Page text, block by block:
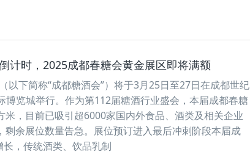
计时，2025成都春糖会黄金展区即将满额
以下简称“成都糖酒会”）将于3月25日至27日在成都世纪
博览城举行‌。作为第112届糖酒行业盛会，本届成都春糖
米，目前已吸引超6000家国内外食品、酒类及相关企业
剩余展位数量告急‌。‌展位预订进入最后冲刺阶段‌本届成
长，传统酒类、饮品乳制